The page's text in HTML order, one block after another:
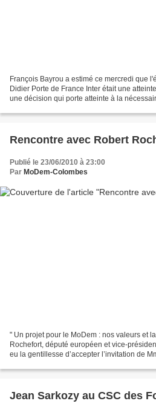
François Bayrou a estimé ce mercredi que
Didier Porte de France Inter était une
une décision qui porte atteinte à la
Rencontre avec Robert
Publié le 23/06/2010 à 23:00
Par MoDem-Colombes
" Un projet pour le MoDem : nos valeurs et
Rochefort, député européen et vice-
eu la gentillesse d’accepter l’invitation de
Jean Sarkozy au CSC des